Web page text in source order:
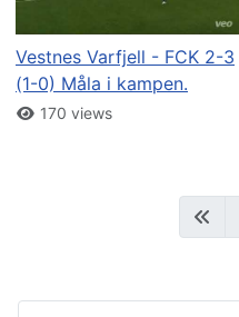
Vestnes Varfjell - FCK 2-3
(1-0) Måla i kampen.
170 views